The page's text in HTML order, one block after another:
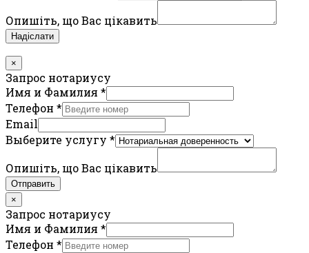
Опишіть, що Вас цікавить
Надіслати
×
Запрос нотариусу
Имя и Фамилия *
Телефон *
Email
Выберите услугу *
Опишіть, що Вас цікавить
Отправить
×
Запрос нотариусу
Имя и Фамилия *
Телефон *